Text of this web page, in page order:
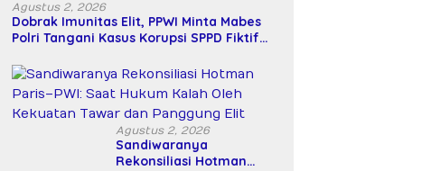
Agustus 2, 2026
Dobrak Imunitas Elit, PPWI Minta Mabes
Polri Tangani Kasus Korupsi SPPD Fiktif
Agustus 2, 2026
Sandiwaranya
Rekonsiliasi Hotman